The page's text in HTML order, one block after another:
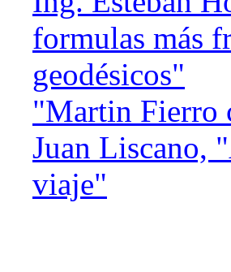
formulas más
geodésicos"
"Martin Fierro
Juan Liscano,
viaje"